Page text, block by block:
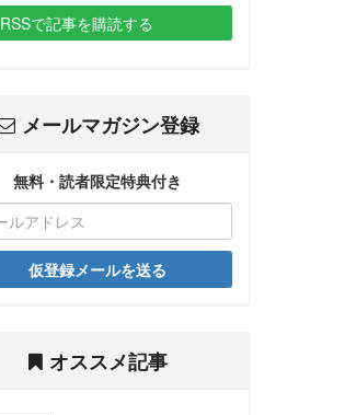
RSSで記事を購読する
メールマガジン登録
無料・読者限定特典付き
仮登録メールを送る
オススメ記事